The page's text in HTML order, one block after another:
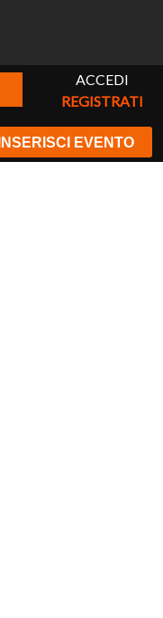
ACCEDI
REGISTRATI
EVENTO